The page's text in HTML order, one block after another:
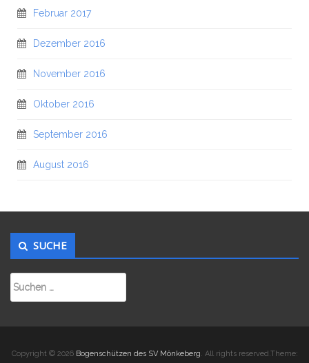
Februar 2017
Dezember 2016
November 2016
Oktober 2016
September 2016
August 2016
SUCHE
Suchen
Copyright © 2026 Bogenschützen des SV Mönkeberg. All rights reserved.Theme: